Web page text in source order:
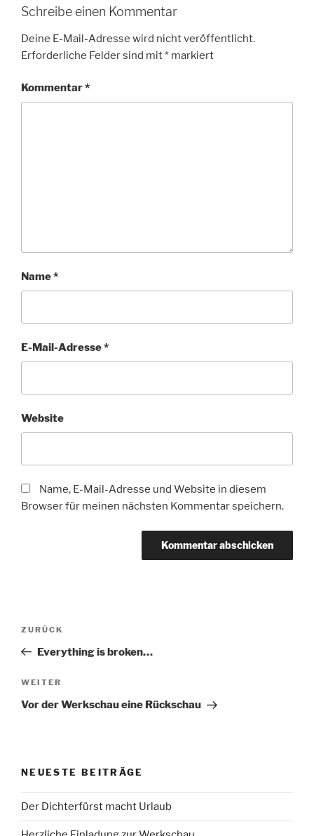
Schreibe einen Kommentar
Deine E-Mail-Adresse wird nicht veröffentlicht.
Erforderliche Felder sind mit* markiert
Kommentar*
Name*
E-Mail-Adresse*
Website
Name, E-Mail-Adresse und Website in diesem
Browser für meinen nächsten Kommentar speichern.
Beitragsnavigation
Vorheriger
Beitrag
ZURÜCK
Everything is broken…
Nächster
Beitrag
WEITER
Vor der Werkschau eine Rückschau
NEUESTE BEITRÄGE
Der Dichterfürst macht Urlaub